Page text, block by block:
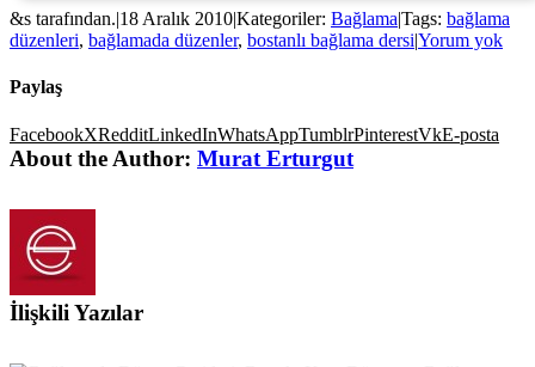
&s tarafından.|18 Aralık 2010|Kategoriler: Bağlama|Tags: bağlama
düzenleri, bağlamada düzenler, bostanlı bağlama dersi|Yorum yok
Paylaş
FacebookXRedditLinkedInWhatsAppTumblrPinterestVkE-posta
About the Author: Murat Erturgut
İlişkili Yazılar